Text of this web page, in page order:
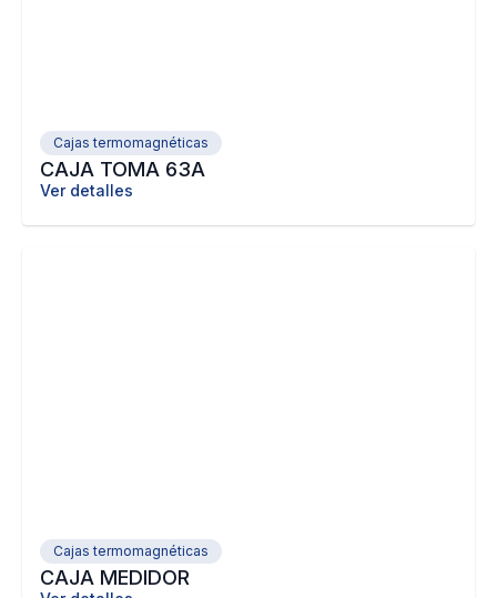
Cajas termomagnéticas
CAJA TOMA 63A
Ver detalles
Cajas termomagnéticas
CAJA MEDIDOR